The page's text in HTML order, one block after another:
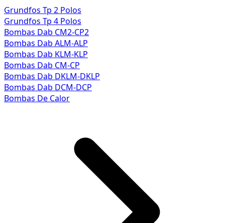
Grundfos Tp 2 Polos
Grundfos Tp 4 Polos
Bombas Dab CM2-CP2
Bombas Dab ALM-ALP
Bombas Dab KLM-KLP
Bombas Dab CM-CP
Bombas Dab DKLM-DKLP
Bombas Dab DCM-DCP
Bombas De Calor